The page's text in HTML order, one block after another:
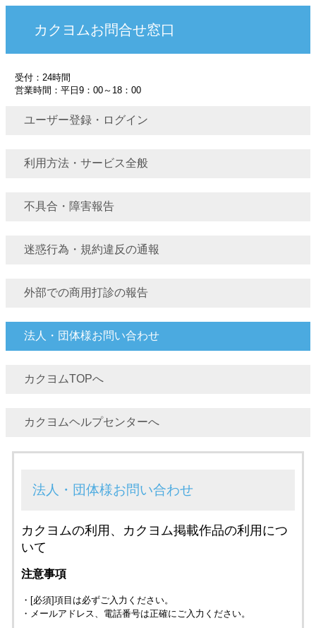
カクヨムお問合せ窓口
受付：24時間
営業時間：平日9：00～18：00
ユーザー登録・ログイン
利用方法・サービス全般
不具合・障害報告
迷惑行為・規約違反の通報
外部での商用打診の報告
法人・団体様お問い合わせ
カクヨムTOPへ
カクヨムヘルプセンターへ
法人・団体様お問い合わせ
カクヨムの利用、カクヨム掲載作品の利用につ
いて
注意事項
・[必須]項目は必ずご入力ください。
・メールアドレス、電話番号は正確にご入力ください。